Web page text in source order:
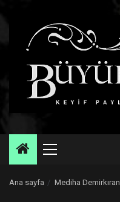
Primary
Ana sayfa Mediha Demirkıran